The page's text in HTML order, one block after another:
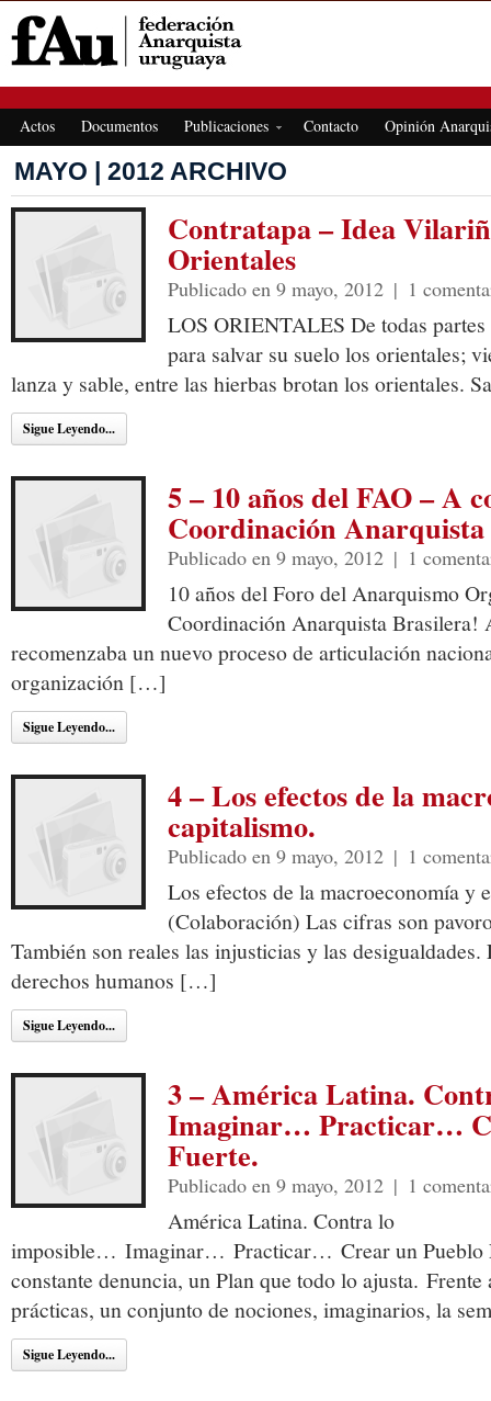
Actos Documentos Publicaciones Contacto Opinión
MAYO | 2012 ARCHIVO
Contratapa – Idea
Orientales
Publicado en 9 mayo, 2012 | 1
LOS ORIENTALES De todas
para salvar su suelo los orientales;
lanza y sable, entre las hierbas brotan los orientales.
Sigue Leyendo...
5 – 10 años del FAO – A
Coordinación
Publicado en 9 mayo, 2012 | 1
10 años del Foro del Anarquismo
Coordinación Anarquista Brasilera!
recomenzaba un nuevo proceso de articulación
organización […]
Sigue Leyendo...
4 – Los efectos de la
capitalismo.
Publicado en 9 mayo, 2012 | 1
Los efectos de la macroeconomía y
(Colaboración) Las cifras son
También son reales las injusticias y las
derechos humanos […]
Sigue Leyendo...
3 – América Latina.
Imaginar… Practicar…
Fuerte.
Publicado en 9 mayo, 2012 | 1
América Latina. Contra lo
imposible… Imaginar… Practicar… Crear un Pueblo
constante denuncia, un Plan que todo lo ajusta. Frente
prácticas, un conjunto de nociones, imaginarios, la
Sigue Leyendo...